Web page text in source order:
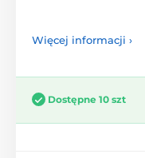
Więcej informacji ›
Dostępne 10 szt